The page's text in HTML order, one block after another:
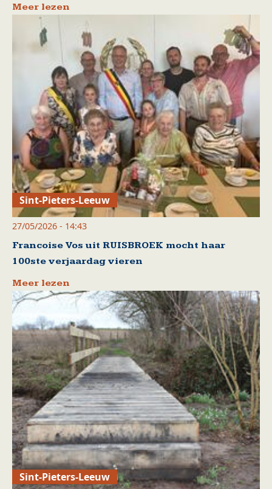
Meer lezen
Sint-Pieters-Leeuw
27/05/2026 - 14:43
Francoise Vos uit RUISBROEK mocht haar
100ste verjaardag vieren
Meer lezen
Sint-Pieters-Leeuw